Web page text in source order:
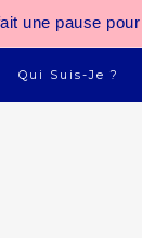
une pause
Qui Suis-Je ?